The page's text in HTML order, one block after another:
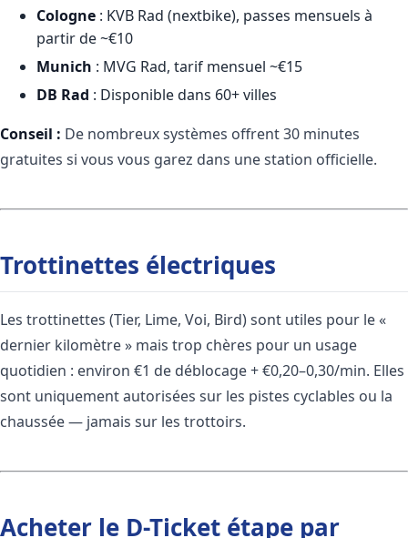
Cologne : KVB Rad (nextbike), passes mensuels à
partir de ~€10
Munich : MVG Rad, tarif mensuel ~€15
DB Rad : Disponible dans 60+ villes
Conseil : De nombreux systèmes offrent 30 minutes
gratuites si vous vous garez dans une station officielle.
Trottinettes électriques
Les trottinettes (Tier, Lime, Voi, Bird) sont utiles pour le «
dernier kilomètre » mais trop chères pour un usage
quotidien : environ €1 de déblocage + €0,20–0,30/min. Elles
sont uniquement autorisées sur les pistes cyclables ou la
chaussée — jamais sur les trottoirs.
Acheter le D-Ticket étape par